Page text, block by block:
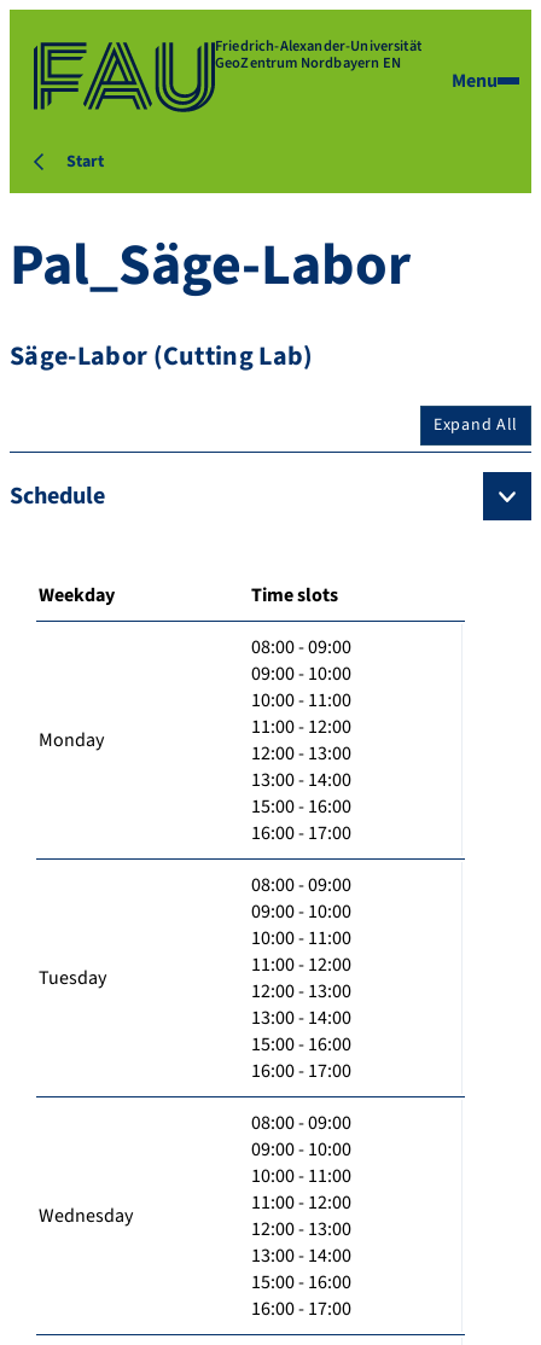
Friedrich-Alexander-Universität
GeoZentrum Nordbayern EN
Menu
Start
Pal_Säge-Labor
Säge-Labor (Cutting Lab)
Expand All
Schedule
Weekday Time slots
Monday
08:00 - 09:00
09:00 - 10:00
10:00 - 11:00
11:00 - 12:00
12:00 - 13:00
13:00 - 14:00
15:00 - 16:00
16:00 - 17:00
Tuesday
08:00 - 09:00
09:00 - 10:00
10:00 - 11:00
11:00 - 12:00
12:00 - 13:00
13:00 - 14:00
15:00 - 16:00
16:00 - 17:00
Wednesday
08:00 - 09:00
09:00 - 10:00
10:00 - 11:00
11:00 - 12:00
12:00 - 13:00
13:00 - 14:00
15:00 - 16:00
16:00 - 17:00